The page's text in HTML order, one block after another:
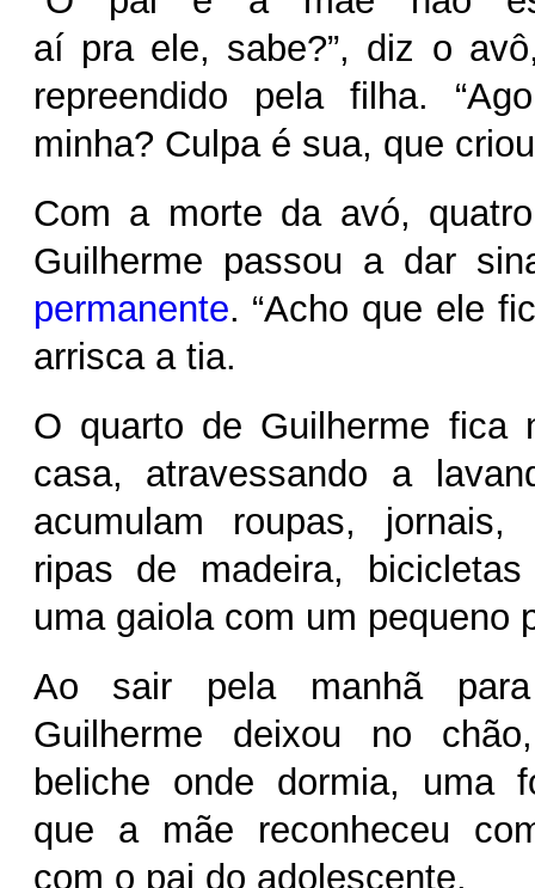
aí pra ele, sabe?”, diz o
repreendido pela filha.
minha? Culpa é sua, que
Com a morte da avó,
Guilherme passou a dar
permanente. “Acho que ele
arrisca a tia.
O quarto de Guilherme fica
casa, atravessando a
acumulam roupas, jornais,
ripas de madeira,
uma gaiola com um pequeno
Ao sair pela manhã
Guilherme deixou no
beliche onde dormia, uma
que a mãe reconheceu
com o pai do adolescente.